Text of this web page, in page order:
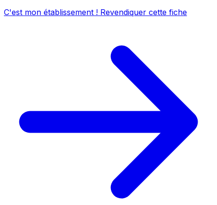
C'est mon établissement ! Revendiquer cette fiche